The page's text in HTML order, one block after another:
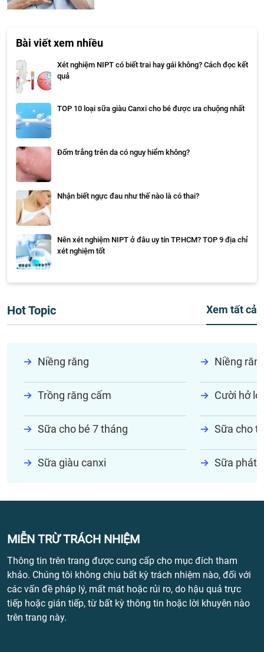
Bài viết xem nhiều
Xét nghiệm NIPT có biết trai hay gái không? Cách đọc kết
quả
TOP 10 loại sữa giàu Canxi cho bé được ưa chuộng nhất
Đốm trắng trên da có nguy hiểm không?
Nhận biết ngực đau như thế nào là có thai?
Nên xét nghiệm NIPT ở đâu uy tín TP.HCM? TOP 9 địa chỉ
xét nghiệm tốt
Hot Topic Xem tất cả
Niềng răng Niềng
Trồng răng cấm Cười hở lợi
Sữa cho bé 7 tháng Sữa cho
Sữa giàu canxi Sữa phát
MIỄN TRỪ TRÁCH NHIỆM
Thông tin trên trang được cung cấp cho mục đích tham
khảo. Chúng tôi không chịu bất kỳ trách nhiệm nào, đối với
các vấn đề pháp lý, mất mát hoặc rủi ro, do hậu quả trực
tiếp hoặc gián tiếp, từ bất kỳ thông tin hoặc lời khuyên nào
trên trang này.